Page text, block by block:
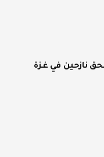
نازحين في غزة